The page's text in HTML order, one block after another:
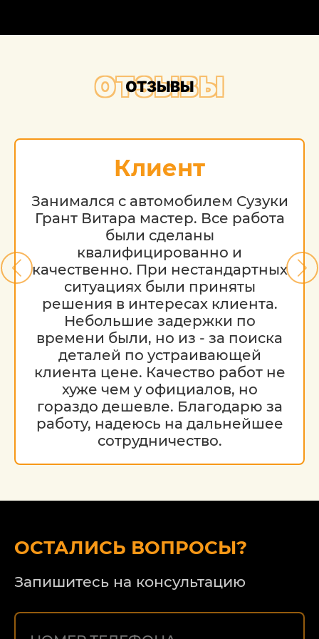
ОТЗЫВЫ
ОТЗЫВЫ
Клиент
Занимался с автомобилем Сузуки
Грант Витара мастер. Все работа
были сделаны
квалифицированно и
качественно. При нестандартных
ситуациях были приняты
решения в интересах клиента.
Небольшие задержки по
времени были, но из - за поиска
деталей по устраивающей
клиента цене. Качество работ не
хуже чем у официалов, но
гораздо дешевле. Благодарю за
работу, надеюсь на дальнейшее
сотрудничество.
ОСТАЛИСЬ ВОПРОСЫ?
Запишитесь на консультацию